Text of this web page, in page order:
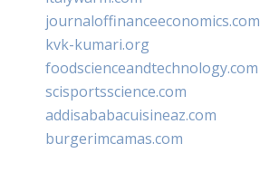
journaloffinanceeconomics.com
kvk-kumari.org
foodscienceandtechnology.com
scisportsscience.com
addisababacuisineaz.com
burgerimcamas.com